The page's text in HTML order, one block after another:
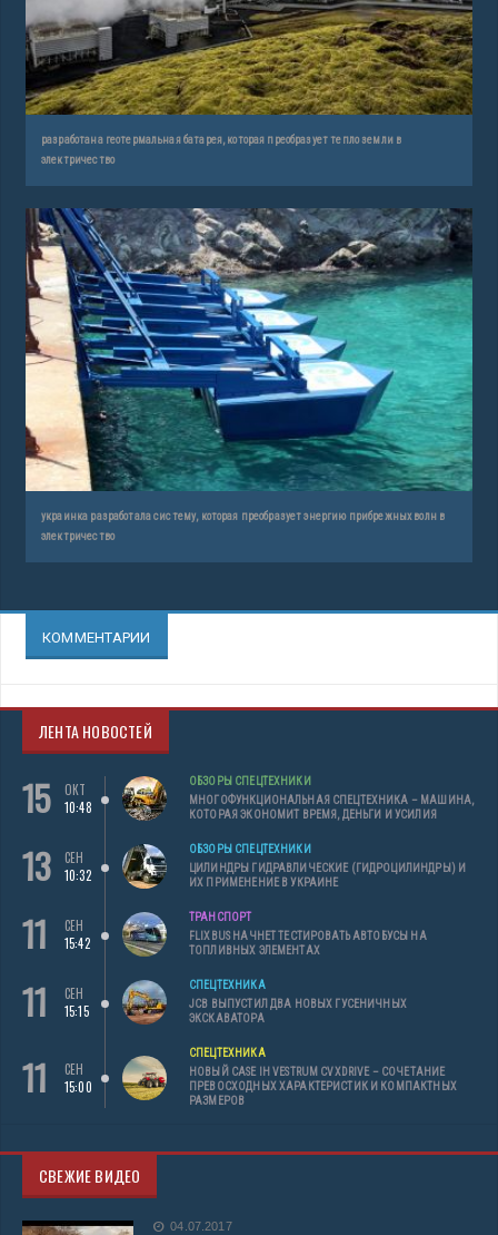
разработана геотермальная батарея, которая преобразует тепло земли в
электричество
украинка разработала систему, которая преобразует энергию прибрежных волн в
электричество
КОММЕНТАРИИ
ЛЕНТА НОВОСТЕЙ
15
ОКТ
10:48
ОБЗОРЫ СПЕЦТЕХНИКИ
МНОГОФУНКЦИОНАЛЬНАЯ СПЕЦТЕХНИКА – МАШИНА,
КОТОРАЯ ЭКОНОМИТ ВРЕМЯ, ДЕНЬГИ И УСИЛИЯ
13
СЕН
10:32
ОБЗОРЫ СПЕЦТЕХНИКИ
ЦИЛИНДРЫ ГИДРАВЛИЧЕСКИЕ (ГИДРОЦИЛИНДРЫ) И
ИХ ПРИМЕНЕНИЕ В УКРАИНЕ
11
СЕН
15:42
ТРАНСПОРТ
FLIXBUS НАЧНЕТ ТЕСТИРОВАТЬ АВТОБУСЫ НА
ТОПЛИВНЫХ ЭЛЕМЕНТАХ
11
СЕН
15:15
СПЕЦТЕХНИКА
JCB ВЫПУСТИЛ ДВА НОВЫХ ГУСЕНИЧНЫХ
ЭКСКАВАТОРА
11
СЕН
15:00
СПЕЦТЕХНИКА
НОВЫЙ CASE IH VESTRUM CVXDRIVE – СОЧЕТАНИЕ
ПРЕВОСХОДНЫХ ХАРАКТЕРИСТИК И КОМПАКТНЫХ
РАЗМЕРОВ
СВЕЖИЕ ВИДЕО
04.07.2017